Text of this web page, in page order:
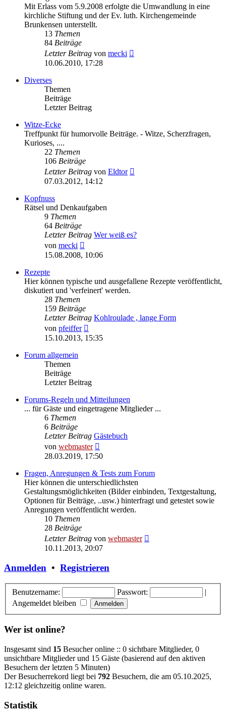
Mit Erlass vom 5.9.2008 erfolgte die Umwandlung in eine
kirchliche Stiftung und der Ev. luth. Kirchengemeinde
Brunkensen unterstellt.
13 Themen
84 Beiträge
Letzter Beitrag von mecki
10.06.2010, 17:28
Diverses
Themen
Beiträge
Letzter Beitrag
Witze-Ecke
Treffpunkt für humorvolle Beiträge. - Witze, Scherzfragen,
Kurioses, ....
22 Themen
106 Beiträge
Letzter Beitrag von Eldtor
07.03.2012, 14:12
Kopfnuss
Rätsel und Denkaufgaben
9 Themen
64 Beiträge
Letzter Beitrag Wer weiß es?
von mecki
Beitrag
15.08.2008, 10:06
Rezepte
Hier können typische und ausgefallene Rezepte veröffentlicht,
diskutiert und 'verfeinert' werden.
28 Themen
159 Beiträge
Letzter Beitrag Kohlroulade , lange Form
von pfeiffer
Beitrag
15.10.2013, 15:35
Forum allgemein
Themen
Beiträge
Letzter Beitrag
Forums-Regeln und Mitteilungen
... für Gäste und eingetragene Mitglieder ...
6 Themen
6 Beiträge
Letzter Beitrag Gästebuch
von webmaster
Beitrag
28.03.2019, 17:50
Fragen, Anregungen & Tests zum Forum
Hier können die unterschiedlichsten
Gestaltungsmöglichkeiten (Bilder einbinden, Textgestaltung,
Optionen für Beiträge, ..usw.) hinterfragt und getestet sowie
Anregungen veröffentlicht werden.
10 Themen
28 Beiträge
Letzter Beitrag von webmaster
10.11.2013, 20:07
Anmelden • Registrieren
Benutzername: Passwort:
|
Angemeldet bleiben
Wer ist online?
Insgesamt sind 15 Besucher online :: 0 sichtbare Mitglieder, 0
unsichtbare Mitglieder und 15 Gäste (basierend auf den aktiven
Besuchern der letzten 5 Minuten)
Der Besucherrekord liegt bei 792 Besuchern, die am 05.10.2025,
12:12 gleichzeitig online waren.
Statistik